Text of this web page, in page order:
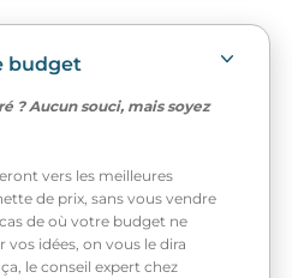
budget
? Aucun souci, mais soyez
vers les meilleures
de prix, sans vous vendre
de où votre budget ne
idées, on vous le dira
le conseil expert chez